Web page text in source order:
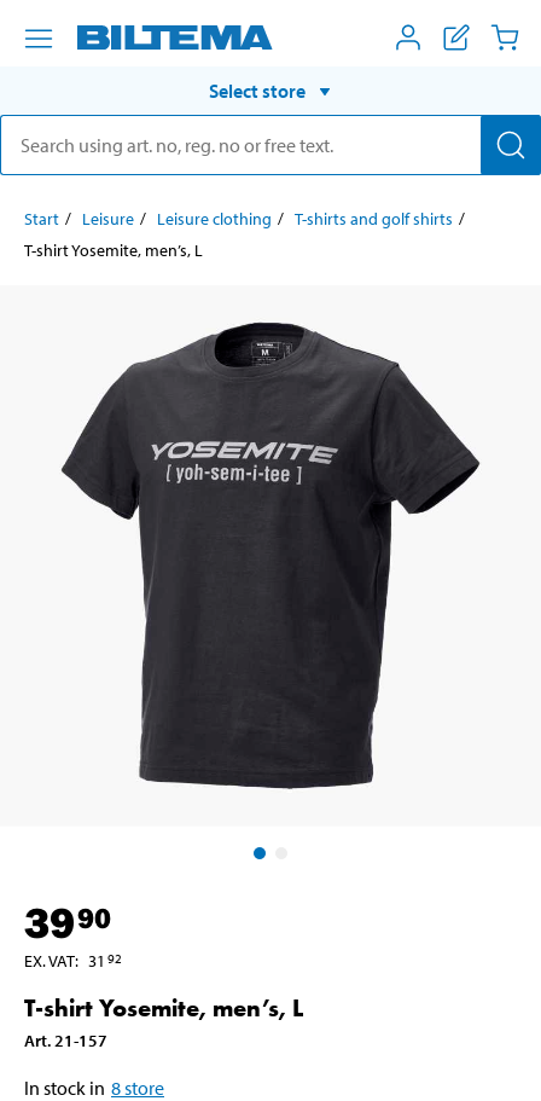
Select store
Start Leisure Leisure clothing
T-shirts and golf shirts
T-shirt Yosemite, men’s, L
3990
EX. VAT: 31 92
T-shirt Yosemite, men’s, L
Art. 21-157
In stock in 8store